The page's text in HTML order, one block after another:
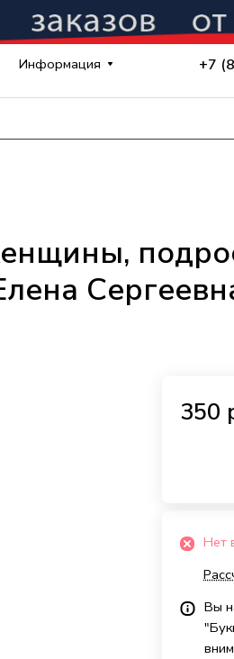
Информация +7
350
Нет
Вы